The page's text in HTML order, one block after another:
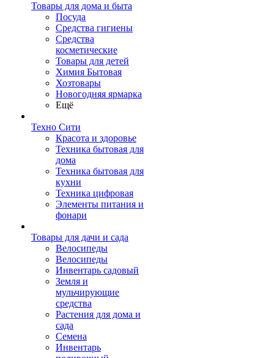
Товары для дома и быта
Посуда
Средства гигиены
Средства
косметические
Товары для детей
Химия Бытовая
Хозтовары
Новогодняя ярмарка
Ещё
Техно Сити
Красота и здоровье
Техника бытовая для
дома
Техника бытовая для
кухни
Техника цифровая
Элементы питания и
фонари
Товары для дачи и сада
Велосипеды
Велосипеды
Инвентарь садовый
Земля и
мульчирующие
средства
Растения для дома и
сада
Семена
Инвентарь